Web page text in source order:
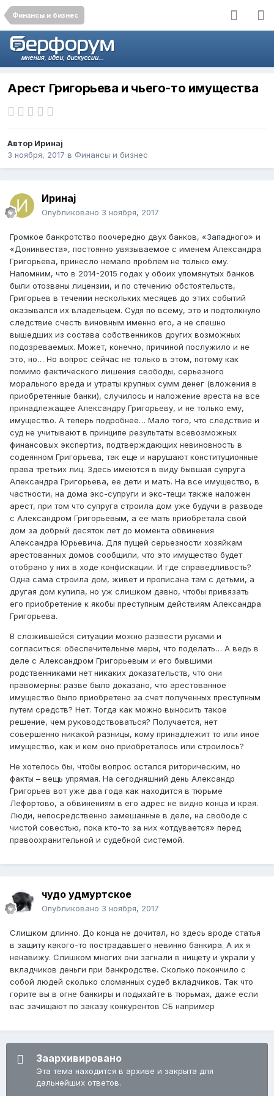
Финансы и бизнес
Арест Григорьева и чьего-то имущества
Автор Иринаj
3 ноября, 2017 в Финансы и бизнес
Иринаj
Опубликовано 3 ноября, 2017
Громкое банкротство поочередно двух банков, «Западного» и
«Донинвеста», постоянно увязываемое с именем Александра
Григорьева, принесло немало проблем не только ему.
Напомним, что в 2014-2015 годах у обоих упомянутых банков
были отозваны лицензии, и по стечению обстоятельств,
Григорьев в течении нескольких месяцев до этих событий
оказывался их владельцем. Судя по всему, это и подтолкнуло
следствие счесть виновным именно его, а не спешно
вышедших из состава собственников других возможных
подозреваемых. Может, конечно, причиной послужило и не
это, но… Но вопрос сейчас не только в этом, потому как
помимо фактического лишения свободы, серьезного
морального вреда и утраты крупных сумм денег (вложения в
приобретенные банки), случилось и наложение ареста на все
принадлежащее Александру Григорьеву, и не только ему,
имущество. А теперь подробнее… Мало того, что следствие и
суд не учитывают в принципе результаты всевозможных
финансовых экспертиз, подтверждающих невиновность в
содеянном Григорьева, так еще и нарушают конституционные
права третьих лиц. Здесь имеются в виду бывшая супруга
Александра Григорьева, ее дети и мать. На все имущество, в
частности, на дома экс-супруги и экс-тещи также наложен
арест, при том что супруга строила дом уже будучи в разводе
с Александром Григорьевым, а ее мать приобретала свой
дом за добрый десяток лет до момента обвинения
Александра Юрьевича. Для пущей серьезности хозяйкам
арестованных домов сообщили, что это имущество будет
отобрано у них в ходе конфискации. И где справедливость?
Одна сама строила дом, живет и прописана там с детьми, а
другая дом купила, но уж слишком давно, чтобы привязать
его приобретение к якобы преступным действиям Александра
Григорьева.
В сложившейся ситуации можно развести руками и
согласиться: обеспечительные меры, что поделать… А ведь в
деле с Александром Григорьевым и его бывшими
родственниками нет никаких доказательств, что они
правомерны: разве было доказано, что арестованное
имущество было приобретено за счет полученных преступным
путем средств? Нет. Тогда как можно выносить такое
решение, чем руководствоваться? Получается, нет
совершенно никакой разницы, кому принадлежит то или иное
имущество, как и кем оно приобреталось или строилось?
Не хотелось бы, чтобы вопрос остался риторическим, но
факты – вещь упрямая. На сегодняшний день Александр
Григорьев вот уже два года как находится в тюрьме
Лефортово, а обвинениям в его адрес не видно конца и края.
Люди, непосредственно замешанные в деле, на свободе с
чистой совестью, пока кто-то за них «отдувается» перед
правоохранительной и судебной системой.
чудо удмуртское
Опубликовано 3 ноября, 2017
Слишком длинно. До конца не дочитал, но здесь вроде статья
в защиту какого-то пострадавшего невинно банкира. А их я
ненавижу. Слишком многих они загнали в нищету и украли у
вкладчиков деньги при банкродстве. Сколько покончило с
собой людей сколько сломанных судеб вкладчиков. Так что
горите вы в огне банкиры и подыхайте в тюрьмах, даже если
вас зачищают по заказу конкурентов СБ например
Заархивировано
Эта тема находится в архиве и закрыта для
дальнейших ответов.